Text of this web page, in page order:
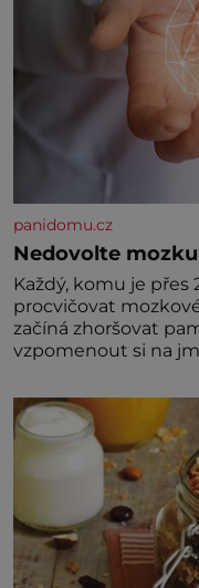
epochalnisvet.cz
Holoubek pro
Uvažujete o
jeho hlučnost.
téměř neslyšitelným
pro chovatele
klidného ptáčka,
výjimkou pobřežní
panidomu.cz
Nedovolte